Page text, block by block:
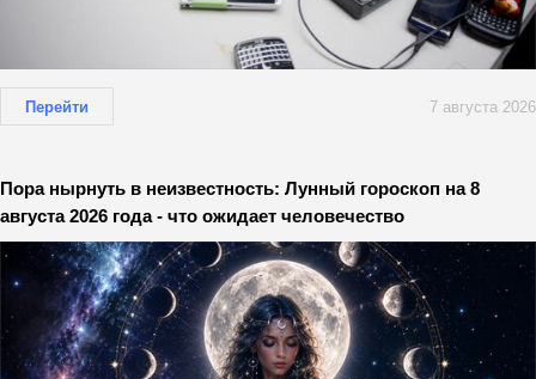
Перейти 7 августа 2026
Пора нырнуть в неизвестность: Лунный гороскоп на 8
августа 2026 года - что ожидает человечество